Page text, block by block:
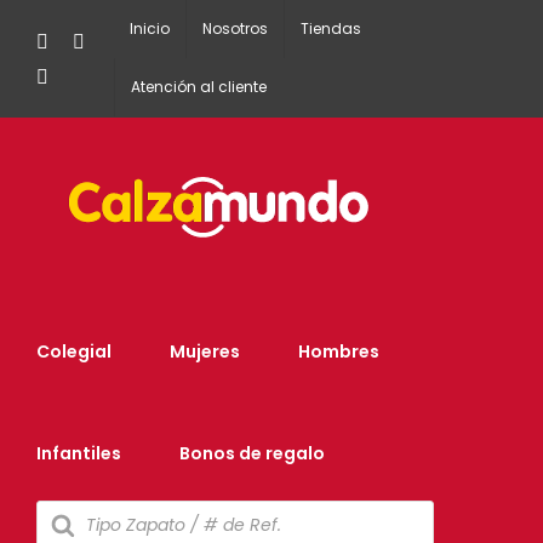
FacebookInstagram
Inicio Nosotros Tiendas
Atención al cliente
Colegial Mujeres Hombres
Infantiles Bonos de regalo
Búsqueda
de